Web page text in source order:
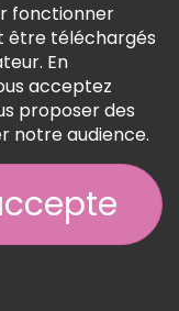
fonctionner
être téléchargés
En
acceptez
proposer des
notre audience.